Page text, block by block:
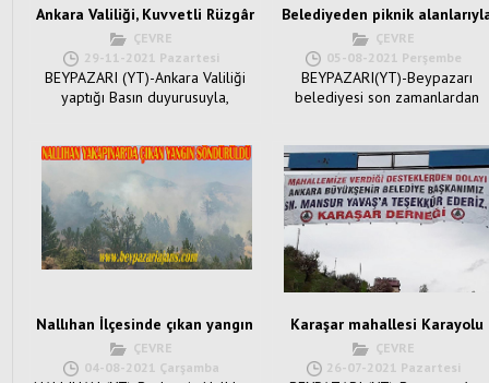
Ankara Valiliği, Kuvvetli Rüzgâr
ve Fırtına uyarısında bulundu:
ÇEVRE
29-11-2021 Pazartesi
BEYPAZARI (YT)-Ankara Valiliği
yaptığı Basın duyurusuyla,
Belediyeden piknik
ilgili uyarı geldi.
ÇEVRE
05-08-2021 Perşembe
BEYPAZARI(YT)-Beypazarı
belediyesi son zamanlardan
Nallıhan İlçesinde çıkan yangın
Kontrol altına alındı:
ÇEVRE
04-08-2021 Çarşamba
Karaşar mahallesi Karayolu
Ankara B. belediyesi
asfaltlanıyor.
ÇEVRE
26-07-2021 Pazartesi